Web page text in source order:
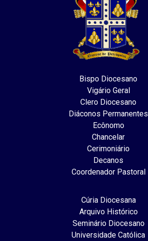
Bispo Diocesano
Vigário Geral
Clero Diocesano
Diáconos Permanentes
Ecônomo
Chancelar
Cerimoniário
Decanos
Coordenador Pastoral
Cúria Diocesana
Arquivo Histórico
Seminário Diocesano
Universidade Católica